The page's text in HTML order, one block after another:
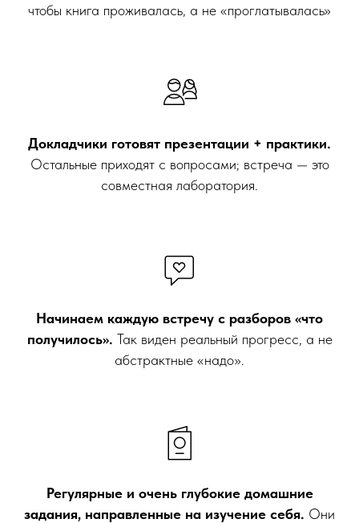
чтобы книга проживалась, а не «проглатывалась»
Докладчики готовят презентации + практики.
Остальные приходят с вопросами; встреча — это
совместная лаборатория.
Начинаем каждую встречу с разборов «что
получилось». Так виден реальный прогресс, а не
абстрактные «надо».
Регулярные и очень глубокие домашние
задания, направленные на изучение себя. Они